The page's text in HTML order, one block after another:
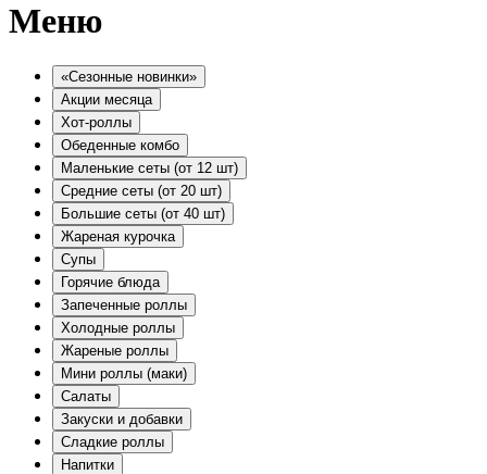
Меню
«Сезонные новинки»
Акции месяца
Хот-роллы
Обеденные комбо
Маленькие сеты (от 12 шт)
Средние сеты (от 20 шт)
Большие сеты (от 40 шт)
Жареная курочка
Супы
Горячие блюда
Запеченные роллы
Холодные роллы
Жареные роллы
Мини роллы (маки)
Салаты
Закуски и добавки
Сладкие роллы
Напитки